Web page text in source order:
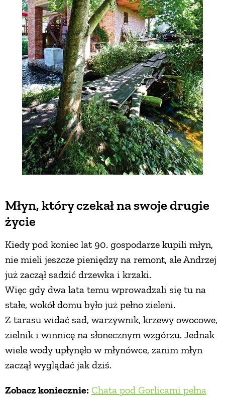
Młyn, który czekał na swoje drugie
życie
Kiedy pod koniec lat 90. gospodarze kupili młyn,
nie mieli jeszcze pieniędzy na remont, ale Andrzej
już zaczął sadzić drzewka i krzaki.
Więc gdy dwa lata temu wprowadzali się tu na
stałe, wokół domu było już pełno zieleni.
Z tarasu widać sad, warzywnik, krzewy owocowe,
zielnik i winnicę na słonecznym wzgórzu. Jednak
wiele wody upłynęło w młynówce, zanim młyn
zaczął wyglądać jak dziś.
Zobacz koniecznie: Chata pod Gorlicami pełna